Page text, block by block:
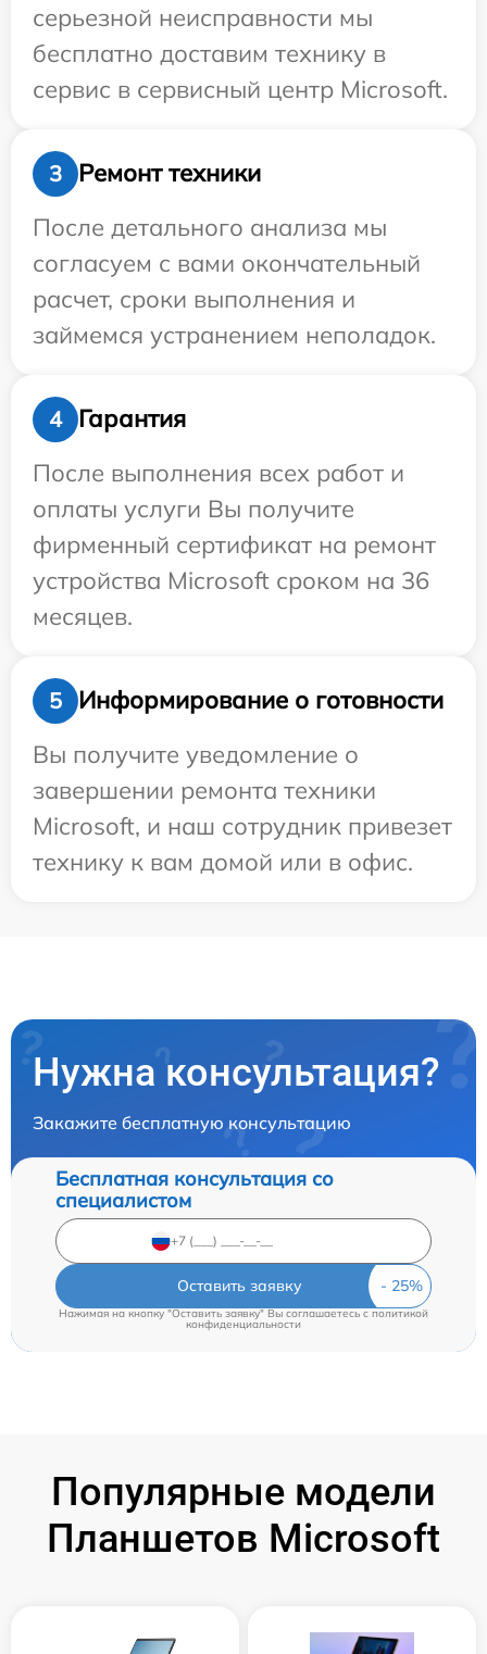
серьезной неисправности мы
бесплатно доставим технику в
сервис в сервисный центр Microsoft.
3
Ремонт техники
После детального анализа мы
согласуем с вами окончательный
расчет, сроки выполнения и
займемся устранением неполадок.
4
Гарантия
После выполнения всех работ и
оплаты услуги Вы получите
фирменный сертификат на ремонт
устройства Microsoft сроком на 36
месяцев.
5
Информирование о готовности
Вы получите уведомление о
завершении ремонта техники
Microsoft, и наш сотрудник привезет
технику к вам домой или в офис.
Нужна консультация?
Закажите бесплатную консультацию
Бесплатная консультация со
специалистом
Оставить заявку
Нажимая на кнопку "Оставить заявку" Вы соглашаетесь cполитикой
конфиденциальности
Популярные модели
Планшетов Microsoft